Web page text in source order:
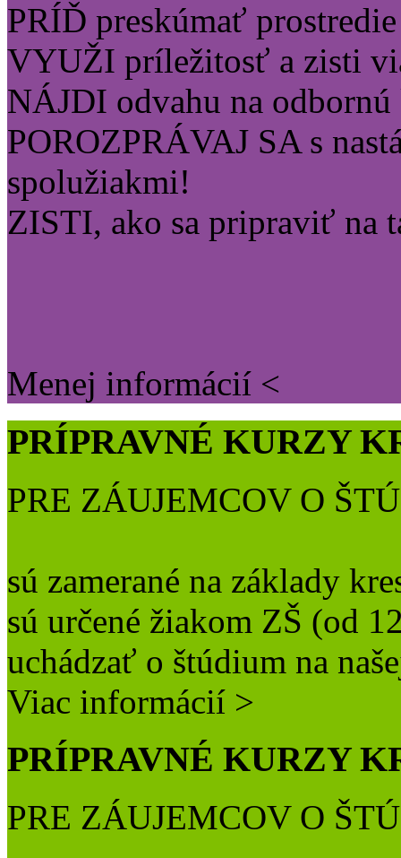
PRÍĎ preskúmať
VYUŽI príležitosť a zisti
NÁJDI odvahu na
POROZPRÁVAJ SA s
spolužiakmi!
ZISTI, ako sa pripraviť na
Menej informácií <
PRÍPRAVNÉ KURZY
PRE ZÁUJEMCOV O
sú zamerané na základy
sú určené žiakom ZŠ (od
uchádzať o štúdium na
Viac informácií >
PRÍPRAVNÉ KURZY
PRE ZÁUJEMCOV O